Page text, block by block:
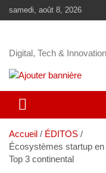
samedi, août 8, 2026
Digital, Tech & Innovation
Accueil
ÉDITOS
Écosystèmes startup en
Top 3 continental